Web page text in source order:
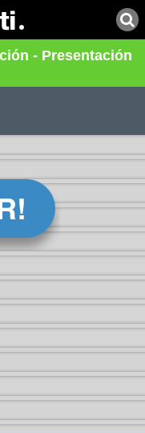
- Presentación